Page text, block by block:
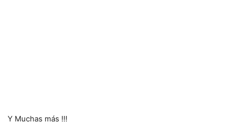
Y Muchas más !!!